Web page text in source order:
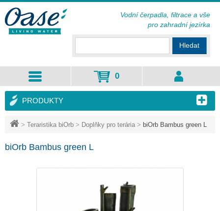
> Teraristika biOrb > Doplňky pro terária > biOrb Bambus green L
biOrb Bambus green L
PRODUKTY
Hledat
0
Vodní čerpadla, filtrace a vše
pro zahradní jezírka